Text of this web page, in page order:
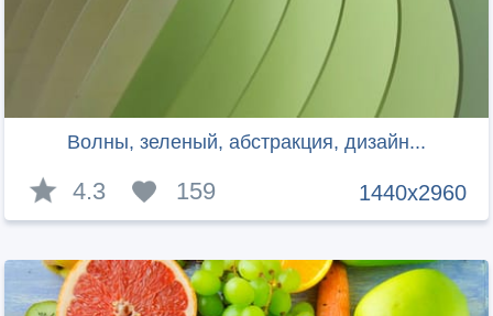
Волны, зеленый, абстракция, дизайн...
1440x2960
4.3 159